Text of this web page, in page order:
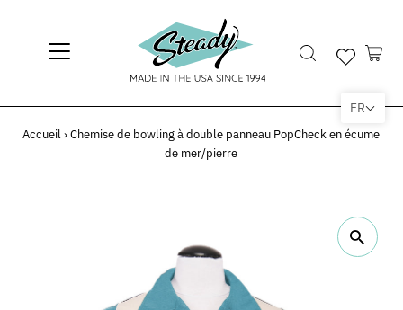
Accueil › Chemise de bowling à double panneau PopCheck en écume
de mer/pierre
FR